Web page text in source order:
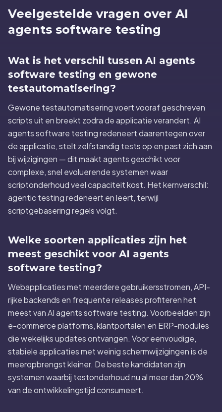
Veelgestelde vragen over AI
agents software testing
Wat is het verschil tussen AI agents
software testing en gewone
testautomatisering?
Gewone testautomatisering voert vooraf geschreven
scripts uit en breekt zodra de applicatie verandert. AI
agents software testing redeneert daarentegen over
de applicatie, stelt zelfstandig tests op en past zich aan
bij wijzigingen — dit maakt agents geschikt voor
complexe, snel evoluerende systemen waar
scriptonderhoud veel capaciteit kost. Het kernverschil:
agentic testing redeneert en leert, terwijl
scriptgebasering regels volgt.
Welke soorten applicaties zijn het
meest geschikt voor AI agents
software testing?
Webapplicaties met meerdere gebruikersstromen, API-
rijke backends en frequente releases profiteren het
meest van AI agents software testing. Voorbeelden zijn
e-commerce platforms, klantportalen en ERP-modules
die wekelijks updates ontvangen. Voor eenvoudige,
stabiele applicaties met weinig schermwijzigingen is de
meeropbrengst kleiner. De beste kandidaten zijn
systemen waarbij testonderhoud nu al meer dan 20%
van de ontwikkelingstijd consumeert.